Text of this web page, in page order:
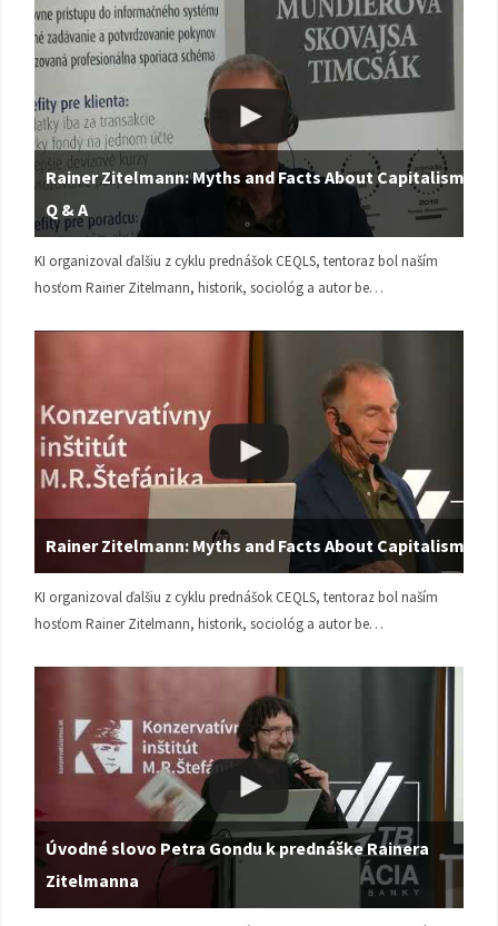
Rainer Zitelmann: Myths and Facts About Capitalism |
Q & A
KI organizoval ďalšiu z cyklu prednášok CEQLS, tentoraz bol naším
hosťom Rainer Zitelmann, historik, sociológ a autor be…
Rainer Zitelmann: Myths and Facts About Capitalism
KI organizoval ďalšiu z cyklu prednášok CEQLS, tentoraz bol naším
hosťom Rainer Zitelmann, historik, sociológ a autor be…
Úvodné slovo Petra Gondu k prednáške Rainera
Zitelmanna